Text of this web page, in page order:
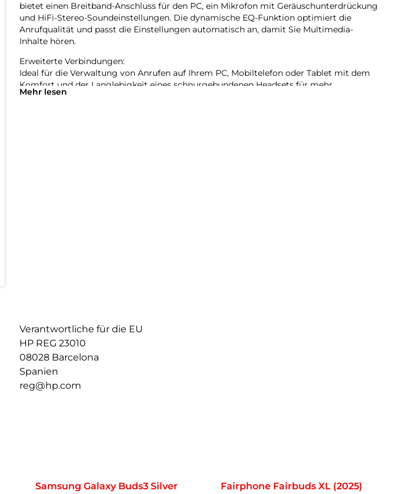
bietet einen Breitband-Anschluss für den PC, ein Mikrofon mit Geräuschunterdrückung
und HiFi-Stereo-Soundeinstellungen. Die dynamische EQ-Funktion optimiert die
Anrufqualität und passt die Einstellungen automatisch an, damit Sie Multimedia-
Inhalte hören.
Erweiterte Verbindungen:
Ideal für die Verwaltung von Anrufen auf Ihrem PC, Mobiltelefon oder Tablet mit dem
Komfort und der Langlebigkeit eines schnurgebundenen Headsets für mehr
Flexibilität.
Mehr lesen
Verantwortliche für die EU
HP REG 23010
08028 Barcelona
Spanien
reg@hp.com
Samsung Galaxy Buds3 Silver
Fairphone Fairbuds XL (2025)